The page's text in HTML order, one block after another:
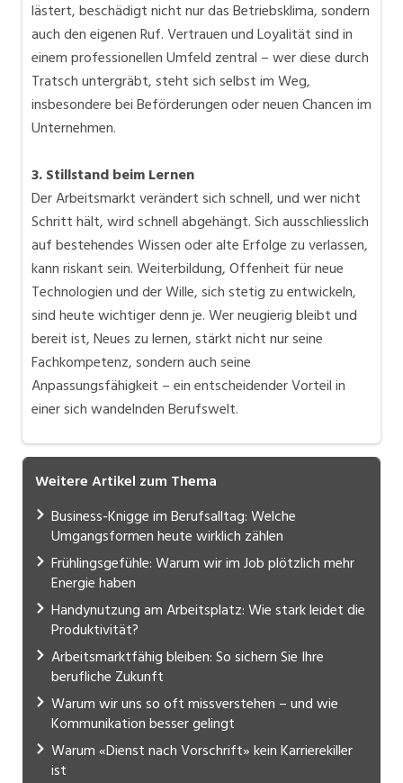
lästert, beschädigt nicht nur das Betriebsklima, sondern
auch den eigenen Ruf. Vertrauen und Loyalität sind in
einem professionellen Umfeld zentral – wer diese durch
Tratsch untergräbt, steht sich selbst im Weg,
insbesondere bei Beförderungen oder neuen Chancen im
Unternehmen.
3. Stillstand beim Lernen
Der Arbeitsmarkt verändert sich schnell, und wer nicht
Schritt hält, wird schnell abgehängt. Sich ausschliesslich
auf bestehendes Wissen oder alte Erfolge zu verlassen,
kann riskant sein. Weiterbildung, Offenheit für neue
Technologien und der Wille, sich stetig zu entwickeln,
sind heute wichtiger denn je. Wer neugierig bleibt und
bereit ist, Neues zu lernen, stärkt nicht nur seine
Fachkompetenz, sondern auch seine
Anpassungsfähigkeit – ein entscheidender Vorteil in
einer sich wandelnden Berufswelt.
Weitere Artikel zum Thema
Business-Knigge im Berufsalltag: Welche
Umgangsformen heute wirklich zählen
Frühlingsgefühle: Warum wir im Job plötzlich mehr
Energie haben
Handynutzung am Arbeitsplatz: Wie stark leidet die
Produktivität?
Arbeitsmarktfähig bleiben: So sichern Sie Ihre
berufliche Zukunft
Warum wir uns so oft missverstehen – und wie
Kommunikation besser gelingt
Warum «Dienst nach Vorschrift» kein Karrierekiller
ist